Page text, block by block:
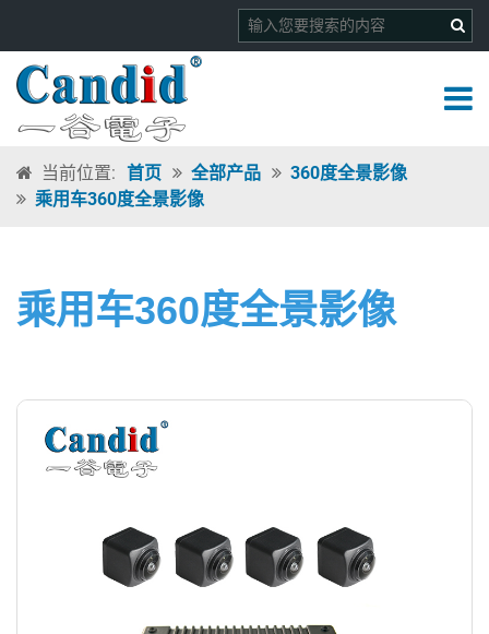
当前位置: 首页 全部产品
360度全景影像
乘用车360度全景影像
乘用车360度全景影像